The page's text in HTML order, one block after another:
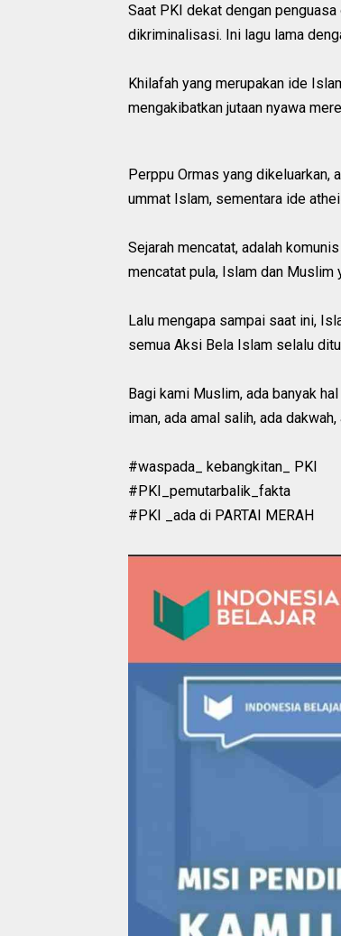
Saat PKI dekat dengan
dikriminalisasi. Ini lagu lama
Khilafah yang merupakan ide
mengakibatkan jutaan nyawa
Perppu Ormas yang dikeluarkan,
ummat Islam, sementara ide
Sejarah mencatat, adalah
mencatat pula, Islam dan Muslim
Lalu mengapa sampai saat ini,
semua Aksi Bela Islam selalu
Bagi kami Muslim, ada banyak
iman, ada amal salih, ada
#waspada_ kebangkitan_ PKI
#PKI_pemutarbalik_fakta
#PKI _ada di PARTAI MERAH